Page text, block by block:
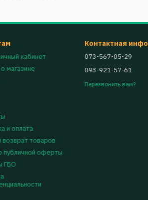
кабинет
магазине
и оплата
товаров
публичной оферты
ГБО
Контактная
073-567-05-29
093-921-57-61
Перезвонить вам?